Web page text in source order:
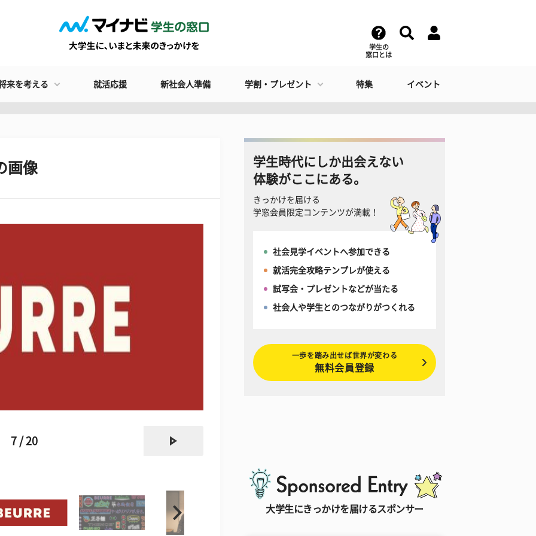
学生の
窓口とは
来を考える 就活応援 新社会人準備 学割・プレゼント 特集 イベント
画像
7 / 20
学生時代にしか出会えない
体験がここにある。
きっかけを届ける
学窓会員限定コンテンツが満載！
社会見学イベントへ参加できる
就活完全攻略テンプレが使える
試写会・プレゼントなどが当たる
社会人や学生とのつながりがつくれる
一歩を踏み出せば世界が変わる
無料会員登録
大学生にきっかけを届けるスポンサー